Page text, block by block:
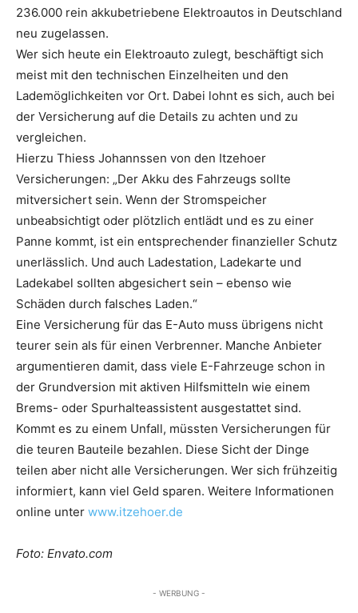
236.000 rein akkubetriebene Elektroautos in Deutschland
neu zugelassen.
Wer sich heute ein Elektroauto zulegt, beschäftigt sich
meist mit den technischen Einzelheiten und den
Lademöglichkeiten vor Ort. Dabei lohnt es sich, auch bei
der Versicherung auf die Details zu achten und zu
vergleichen.
Hierzu Thiess Johannssen von den Itzehoer
Versicherungen: „Der Akku des Fahrzeugs sollte
mitversichert sein. Wenn der Stromspeicher
unbeabsichtigt oder plötzlich entlädt und es zu einer
Panne kommt, ist ein entsprechender finanzieller Schutz
unerlässlich. Und auch Ladestation, Ladekarte und
Ladekabel sollten abgesichert sein – ebenso wie
Schäden durch falsches Laden.“
Eine Versicherung für das E-Auto muss übrigens nicht
teurer sein als für einen Verbrenner. Manche Anbieter
argumentieren damit, dass viele E-Fahrzeuge schon in
der Grundversion mit aktiven Hilfsmitteln wie einem
Brems- oder Spurhalteassistent ausgestattet sind.
Kommt es zu einem Unfall, müssten Versicherungen für
die teuren Bauteile bezahlen. Diese Sicht der Dinge
teilen aber nicht alle Versicherungen. Wer sich frühzeitig
informiert, kann viel Geld sparen. Weitere Informationen
online unter www.itzehoer.de
Foto: Envato.com
- WERBUNG -